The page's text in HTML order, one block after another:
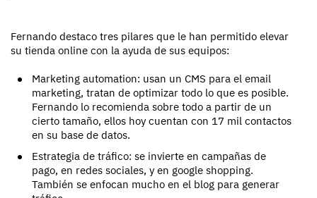
Fernando destaco tres pilares que le han permitido elevar
su tienda online con la ayuda de sus equipos:
Marketing automation: usan un CMS para el email
marketing, tratan de optimizar todo lo que es posible.
Fernando lo recomienda sobre todo a partir de un
cierto tamaño, ellos hoy cuentan con 17 mil contactos
en su base de datos.
Estrategia de tráfico: se invierte en campañas de
pago, en redes sociales, y en google shopping.
También se enfocan mucho en el blog para generar